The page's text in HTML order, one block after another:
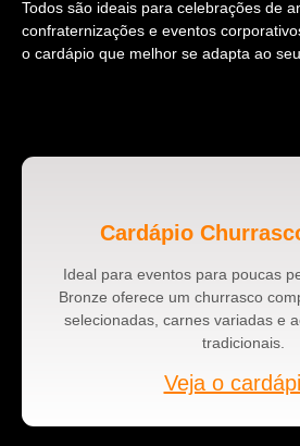
Todos são ideais para celebrações de
confraternizações e eventos
o cardápio que melhor se adapta ao
Cardápio
Ideal para eventos para poucas
Bronze oferece um churrasco
selecionadas, carnes variadas e
tradicionais.
Veja o